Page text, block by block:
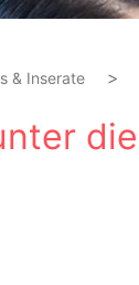
& Inserate